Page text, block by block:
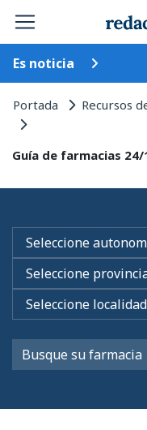
Es noticia
Portada Recursos
Guía de farmacias 24/